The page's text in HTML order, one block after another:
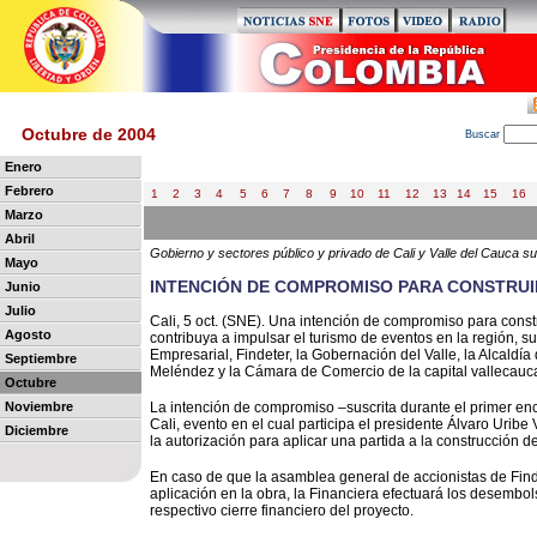
Octubre de 2004 Buscar
Enero
Febrero
Marzo
Abril
Mayo
Junio
Julio
Agosto
Septiembre
Octubre
Noviembre
Diciembre
1 2 3 4 5 6 7 8 9 10 11 12 13 14 15 16
Gobierno y sectores público y privado de Cali y Valle del Cauca
INTENCIÓN DE COMPROMISO PARA
Cali, 5 oct. (SNE). Una intención de compromiso para
contribuya a impulsar el turismo de eventos en la región,
Empresarial, Findeter, la Gobernación del Valle, la
Meléndez y la Cámara de Comercio de la capital
La intención de compromiso –suscrita durante el primer
Cali, evento en el cual participa el presidente Álvaro
la autorización para aplicar una partida a la construcción
En caso de que la asamblea general de accionistas de
aplicación en la obra, la Financiera efectuará los
respectivo cierre financiero del proyecto.